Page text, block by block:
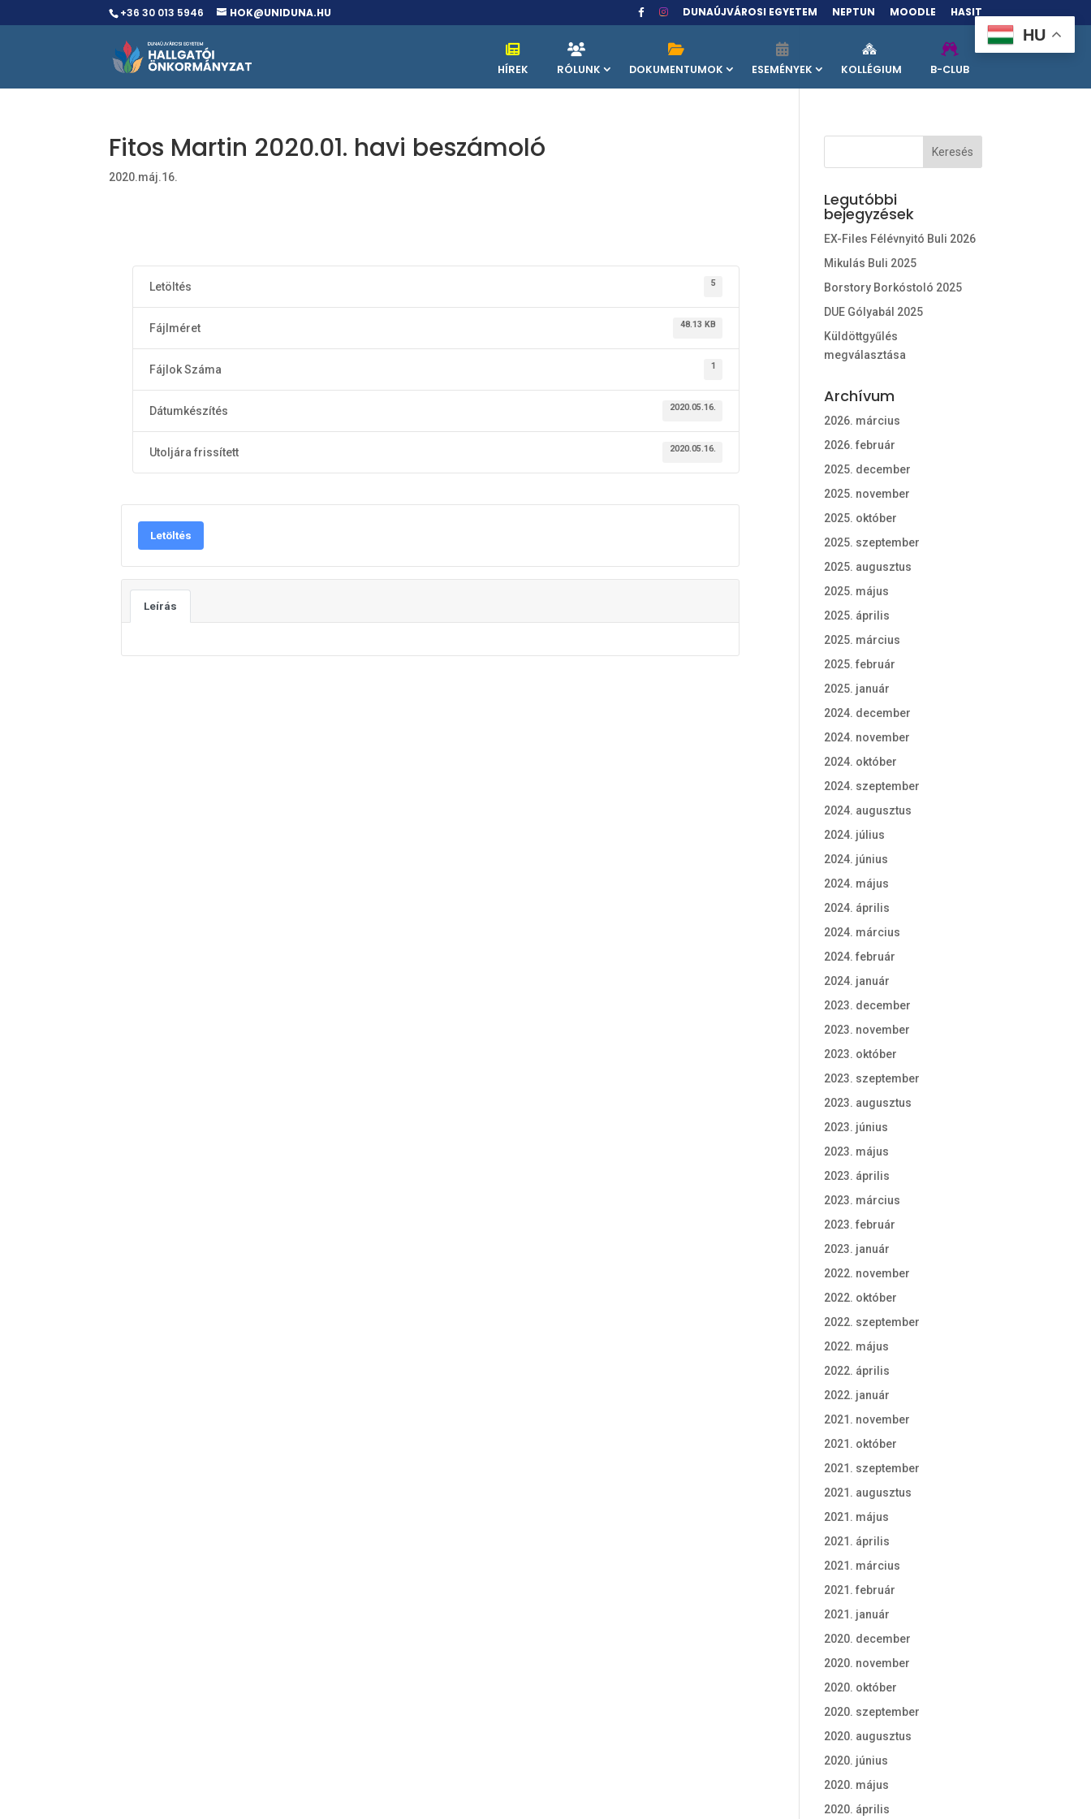
+36 30 013 5946 HOK@UNIDUNA.HU DUNAÚJVÁROSI EGYETEM NEPTUN MOODLE HASIT
HÍREK RÓLUNK DOKUMENTUMOK ESEMÉNYEK KOLLÉGIUM B-CLUB
Fitos Martin 2020.01. havi beszámoló
2020.máj.16.
Letöltés 5
Fájlméret 48.13 KB
Fájlok Száma 1
Dátumkészítés 2020.05.16.
Utoljára frissített 2020.05.16.
Letöltés
Leírás
Legutóbbi
bejegyzések
EX-Files Félévnyitó Buli 2026
Mikulás Buli 2025
Borstory Borkóstoló 2025
DUE Gólyabál 2025
Küldöttgyűlés
megválasztása
Archívum
2026. március
2026. február
2025. december
2025. november
2025. október
2025. szeptember
2025. augusztus
2025. május
2025. április
2025. március
2025. február
2025. január
2024. december
2024. november
2024. október
2024. szeptember
2024. augusztus
2024. július
2024. június
2024. május
2024. április
2024. március
2024. február
2024. január
2023. december
2023. november
2023. október
2023. szeptember
2023. augusztus
2023. június
2023. május
2023. április
2023. március
2023. február
2023. január
2022. november
2022. október
2022. szeptember
2022. május
2022. április
2022. január
2021. november
2021. október
2021. szeptember
2021. augusztus
2021. május
2021. április
2021. március
2021. február
2021. január
2020. december
2020. november
2020. október
2020. szeptember
2020. augusztus
2020. június
2020. május
2020. április
HU